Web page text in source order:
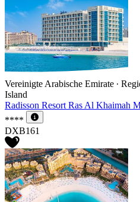
Vereinigte Arabische Emirate ∙
Island
Radisson Resort Ras Al Khaimah
****
DXB161